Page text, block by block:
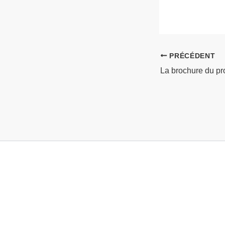
PRÉCÉDENT
La brochure du